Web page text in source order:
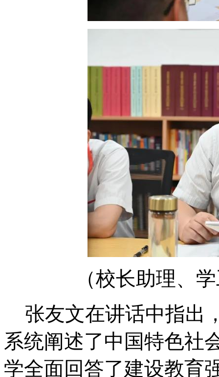
（校长助理、
张友文在讲话中指出
系统阐述了中国特色社
学全面回答了建设教育